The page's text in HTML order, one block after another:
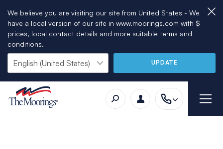
We believe you are visiting our site from United States - We
have a local version of our site in www.moorings.com with $
prices, local contact details and more suitable terms and
conditions.
UPDATE